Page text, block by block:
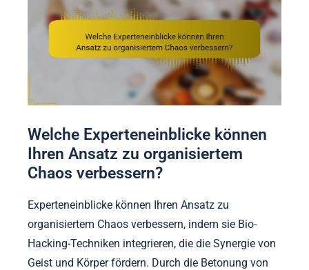
Welche Experteneinblicke können
Ihren Ansatz zu organisiertem
Chaos verbessern?
Experteneinblicke können Ihren Ansatz zu
organisiertem Chaos verbessern, indem sie Bio-
Hacking-Techniken integrieren, die die Synergie von
Geist und Körper fördern. Durch die Betonung von